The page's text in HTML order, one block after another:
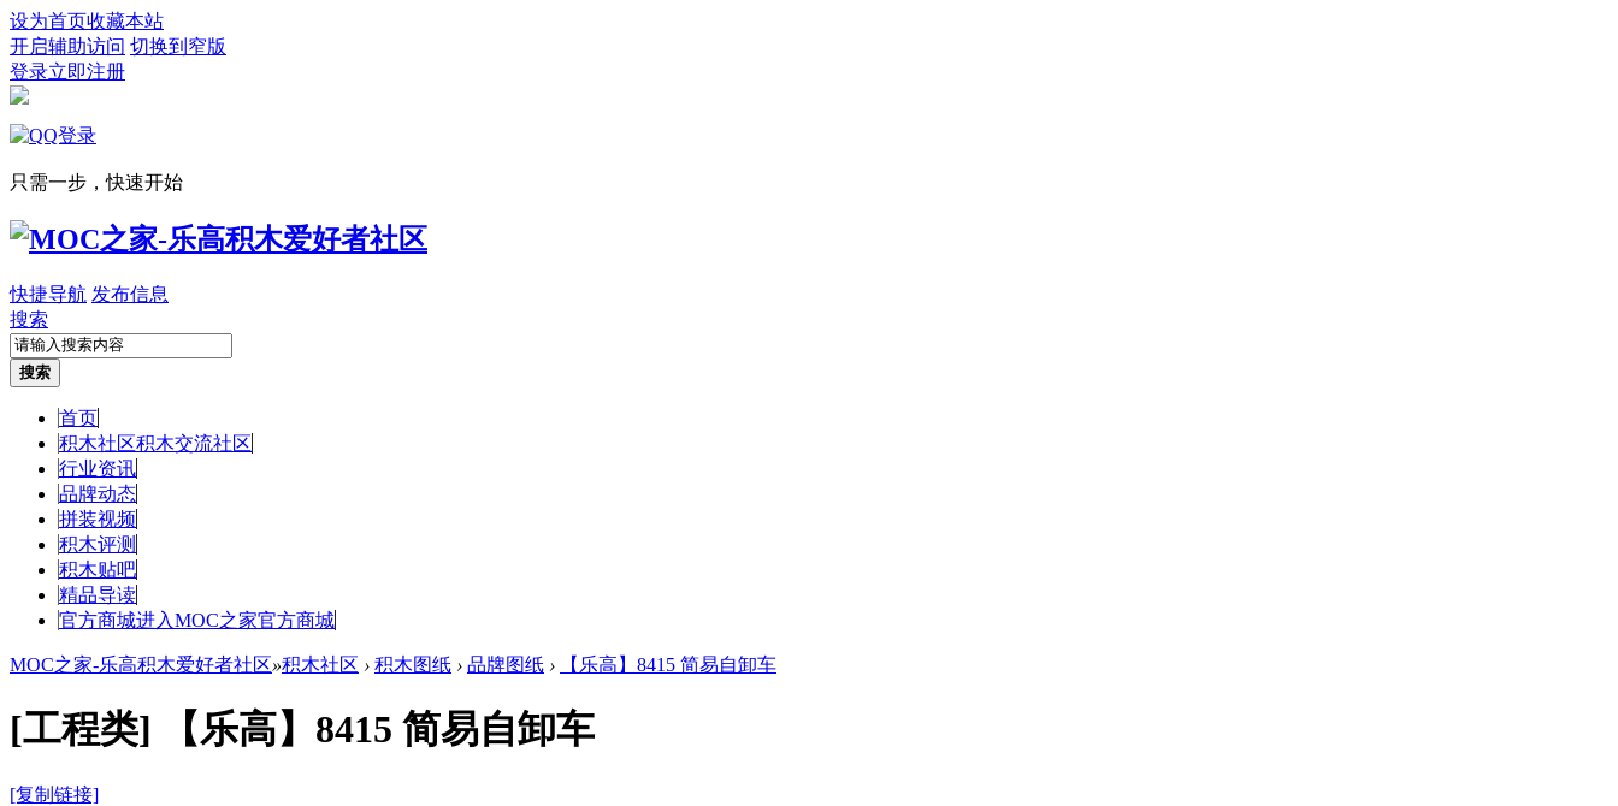
设为首页收藏本站
开启辅助访问 切换到窄版
登录立即注册
只需一步，快速开始
快捷导航 发布信息
搜索
搜索
首页
积木社区积木交流社区
行业资讯
品牌动态
拼装视频
积木评测
积木贴吧
精品导读
官方商城进入MOC之家官方商城
MOC之家-乐高积木爱好者社区»积木社区 › 积木图纸 › 品牌图纸 › 【乐高】8415 简易自卸车
[工程类] 【乐高】8415 简易自卸车
[复制链接]